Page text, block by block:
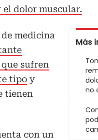
dolor muscular.
Más
no
medicina
sufren
tipo y
tienen
con un